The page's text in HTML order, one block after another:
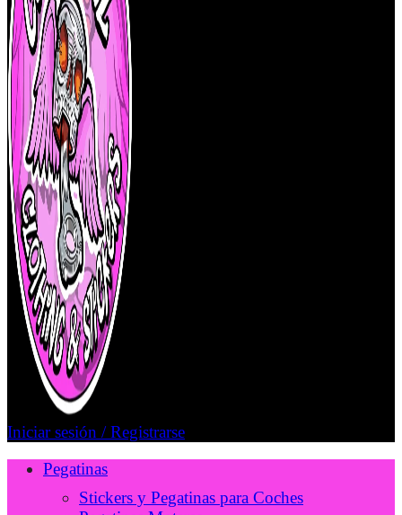
Iniciar sesión / Registrarse
Pegatinas
Stickers y Pegatinas para Coches